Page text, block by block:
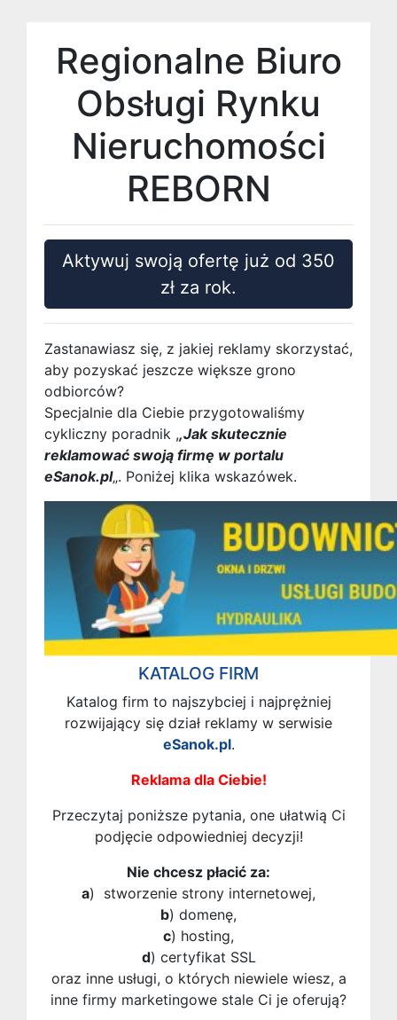
Regionalne Biuro
Obsługi Rynku
Nieruchomości
REBORN
Aktywuj swoją ofertę już od 350
zł za rok.
Zastanawiasz się, z jakiej reklamy skorzystać,
aby pozyskać jeszcze większe grono
odbiorców?
Specjalnie dla Ciebie przygotowaliśmy
cykliczny poradnik ,,Jak skutecznie
reklamować swoją firmę w portalu
eSanok.pl„. Poniżej klika wskazówek.
KATALOG FIRM
Katalog firm to najszybciej i najprężniej
rozwijający się dział reklamy w serwisie
eSanok.pl.
Reklama dla Ciebie!
Przeczytaj poniższe pytania, one ułatwią Ci
podjęcie odpowiedniej decyzji!
Nie chcesz płacić za:
a) stworzenie strony internetowej,
b) domenę,
c) hosting,
d) certyfikat SSL
oraz inne usługi, o których niewiele wiesz, a
inne firmy marketingowe stale Ci je oferują?